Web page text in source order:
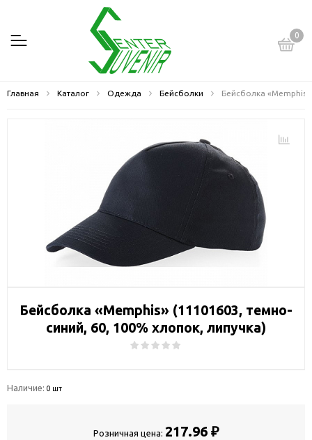
0
Главная Каталог Одежда Бейсболки Бейсболка «Memphis»
Бейсболка «Memphis» (11101603, темно-
синий, 60, 100% хлопок, липучка)
Наличие: 0 шт
Розничная цена: 217.96 ₽